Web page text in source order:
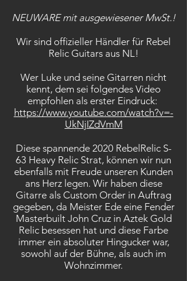
NEUWARE mit ausgewiesener MwSt.!
Wir sind offizieller Händler für Rebel
Relic Guitars aus NL!
Wer Luke und seine Gitarren nicht
kennt, dem sei folgendes Video
empfohlen als erster Eindruck:
https://www.youtube.com/watch?v=-
UkNjIZdVmM
Diese spannende 2020 RebelRelic S-
63 Heavy Relic Strat, können wir nun
ebenfalls mit Freude unseren Kunden
ans Herz legen. Wir haben diese
Gitarre als Custom Order in Auftrag
gegeben, da Meister Ede eine Fender
Masterbuilt John Cruz in Aztek Gold
Relic besessen hat und diese Farbe
immer ein absoluter Hingucker war,
sowohl auf der Bühne, als auch im
Wohnzimmer.